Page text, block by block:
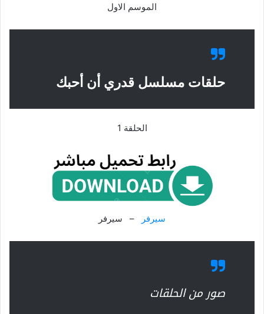
الموسم الاول
حلقات مسلسل قدري أن أحبك
الحلقة 1
سيرفر – سيرفر
صور من الحلقات